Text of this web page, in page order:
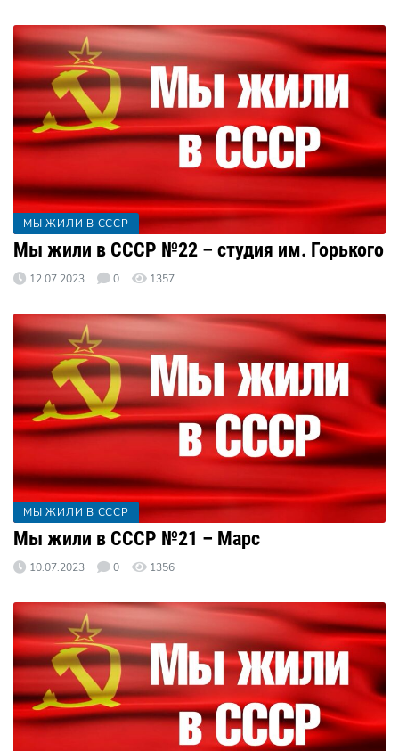
МЫ ЖИЛИ В СССР
Мы жили в СССР №22 – студия им. Горького
12.07.2023 0 1357
МЫ ЖИЛИ В СССР
Мы жили в СССР №21 – Марс
10.07.2023 0 1356